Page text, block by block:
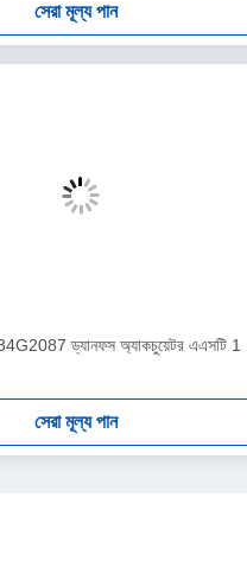
সেরা মূল্য পান
ড্যানফস অ্যাকচুয়েটর এএসটি 1
সেরা মূল্য পান